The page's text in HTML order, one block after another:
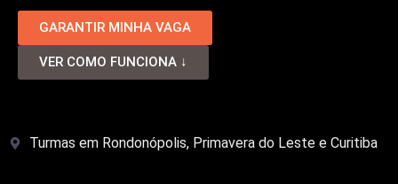
GARANTIR MINHA VAGA
VER COMO FUNCIONA ↓
Turmas em Rondonópolis, Primavera do Leste e Curitiba